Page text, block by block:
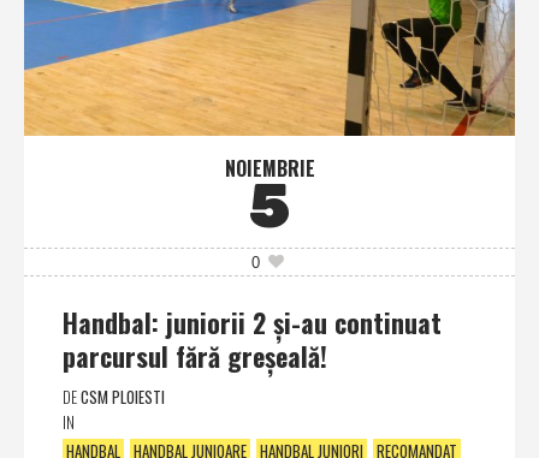
NOIEMBRIE
5
0
Handbal: juniorii 2 şi-au continuat
parcursul fără greşeală!
DECSM PLOIESTI
IN
HANDBAL HANDBAL JUNIOARE HANDBAL JUNIORI RECOMANDAT